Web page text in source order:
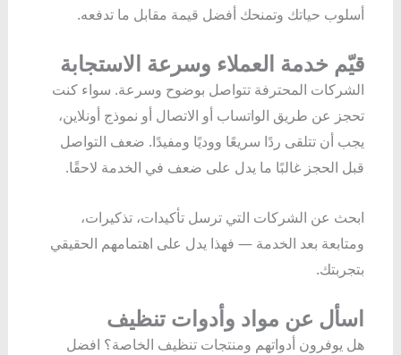
أسلوب حياتك وتمنحك أفضل قيمة مقابل ما تدفعه.
قيّم خدمة العملاء وسرعة الاستجابة
الشركات المحترفة تتواصل بوضوح وسرعة. سواء كنت
تحجز عن طريق الواتساب أو الاتصال أو نموذج أونلاين،
يجب أن تتلقى ردًا سريعًا ووديًا ومفيدًا. ضعف التواصل
قبل الحجز غالبًا ما يدل على ضعف في الخدمة لاحقًا.
ابحث عن الشركات التي ترسل تأكيدات، تذكيرات،
ومتابعة بعد الخدمة — فهذا يدل على اهتمامهم الحقيقي
بتجربتك.
اسأل عن مواد وأدوات تنظيف
هل يوفرون أدواتهم ومنتجات تنظيف الخاصة؟ افضل